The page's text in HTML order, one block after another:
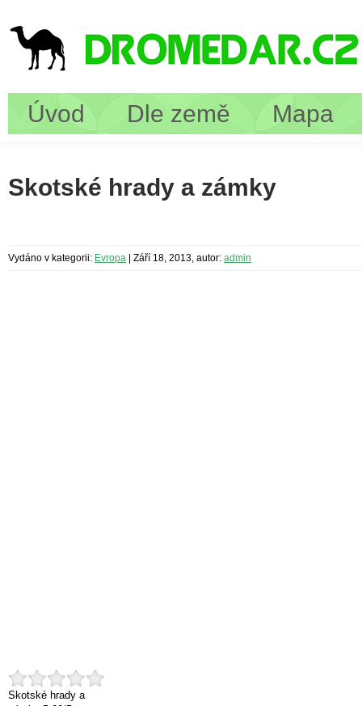
Úvod Dle země Mapa
Skotské hrady a zámky
Vydáno v kategorii: Evropa Září 18, 2013, autor: admin
Skotské hrady a